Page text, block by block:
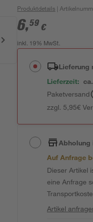
Produktdetails |
6,59 €
inkl. 19% MwSt.
Lieferung
Lieferzeit:
Paketversand
zzgl. 5,95€
Abholung
Auf Anfrage
Dieser Artikel
eine Anfrage
Artikel